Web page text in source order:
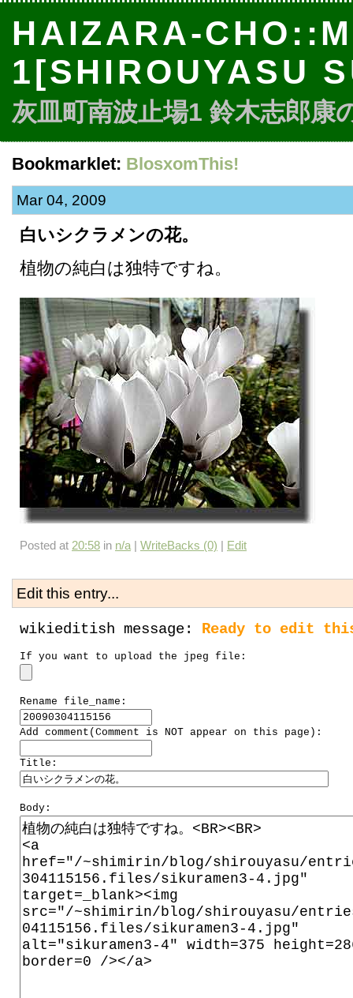
HAIZARA-
1[SHIROUYASU
灰皿町南波止場1 鈴木志郎
Bookmarklet: BlosxomThis!
Mar 04, 2009
白いシクラメンの花。
植物の純白は独特ですね。
Posted at 20:58 in n/a | WriteBacks (0) | Edit
Edit this entry...
wikieditish message: Ready to edit
If you want to upload the jpeg file:
Rename file_name:
Add comment(Comment is NOT appear on this page):
Title:
Body: